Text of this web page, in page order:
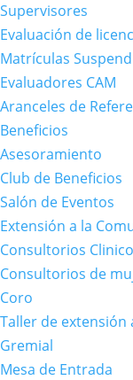
Supervisores
Evaluación de
Matrículas
Evaluadores CAM
Aranceles de
Beneficios
Asesoramiento
Club de Beneficios
Salón de Eventos
Extensión a la
Consultorios
Consultorios de
Coro
Taller de extensión
Gremial
Mesa de Entrada